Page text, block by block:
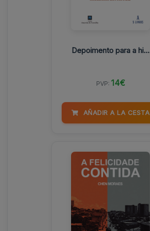
Depoimento para a hi...
PVP: 14€
AÑADIR A LA CESTA